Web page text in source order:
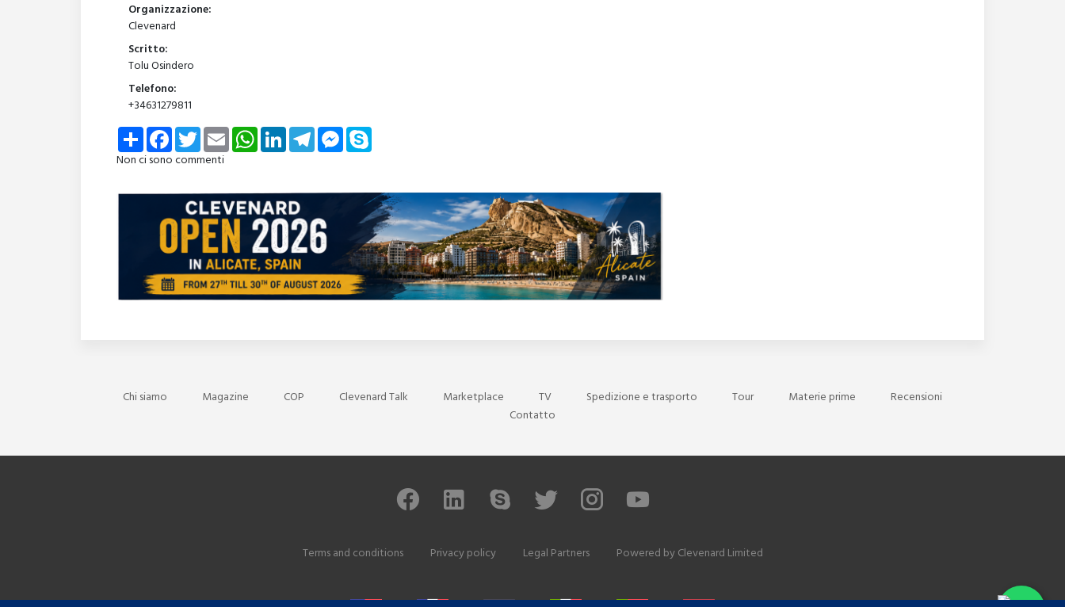
Organizzazione:
Clevenard
Scritto:
Tolu Osindero
Telefono:
+34631279811
Share FacebookTwitterEmail WhatsAppLinkedInTelegramMessenger
Non ci sono commenti
Chi siamo Magazine COP Clevenard Talk Marketplace TV Spedizione e trasporto Tour Materie prime
Recensioni
Contatto
Terms and conditions Privacy policy Legal Partners Powered byClevenard Limited